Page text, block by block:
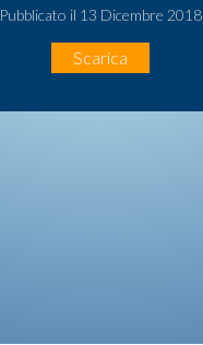
Pubblicato il 13 Dicembre 2018
Scarica